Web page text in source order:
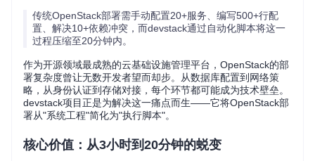
传统OpenStack部署需手动配置20+服务、编写500+行配
置、解决10+依赖冲突，而devstack通过自动化脚本将这一
过程压缩至20分钟内。
作为开源领域最成熟的云基础设施管理平台，OpenStack的部
署复杂度曾让无数开发者望而却步。从数据库配置到网络策
略，从身份认证到存储对接，每个环节都可能成为技术壁垒。
devstack项目正是为解决这一痛点而生——它将OpenStack部
署从"系统工程"简化为"执行脚本"。
核心价值：从3小时到20分钟的蜕变